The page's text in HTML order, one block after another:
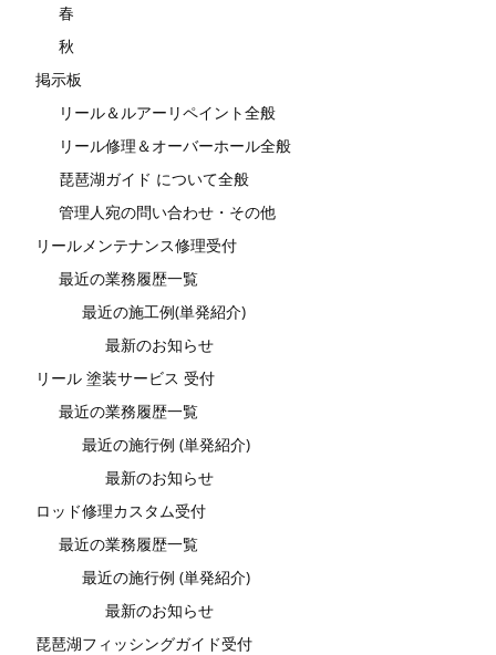
春
秋
掲示板
リール＆ルアーリペイント全般
リール修理＆オーバーホール全般
琵琶湖ガイド について全般
管理人宛の問い合わせ・その他
リールメンテナンス修理受付
最近の業務履歴一覧
最近の施工例(単発紹介)
最新のお知らせ
リール 塗装サービス 受付
最近の業務履歴一覧
最近の施行例 (単発紹介)
最新のお知らせ
ロッド修理カスタム受付
最近の業務履歴一覧
最近の施行例 (単発紹介)
最新のお知らせ
琵琶湖フィッシングガイド受付